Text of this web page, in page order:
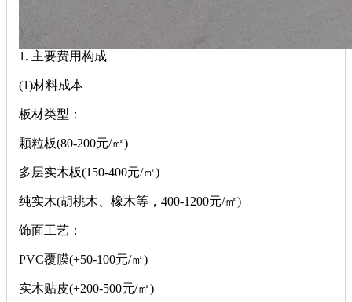
1. 主要费用构成‌
‌(1)材料成本‌
‌板材类型‌：
颗粒板(80-200元/㎡)
多层实木板(150-400元/㎡)
纯实木(胡桃木、橡木等，400-1200元/㎡)
‌饰面工艺‌：
PVC覆膜(+50-100元/㎡)
实木贴皮(+200-500元/㎡)